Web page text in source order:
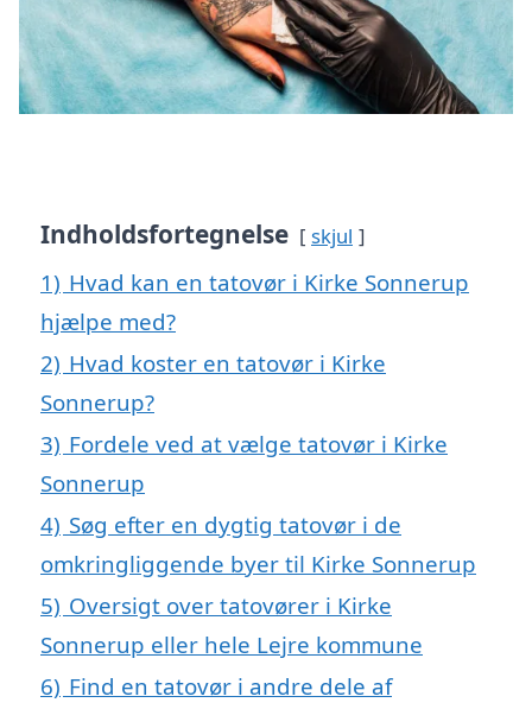
Indholdsfortegnelse skjul
1) Hvad kan en tatovør i Kirke Sonnerup
hjælpe med?
2) Hvad koster en tatovør i Kirke
Sonnerup?
3) Fordele ved at vælge tatovør i Kirke
Sonnerup
4) Søg efter en dygtig tatovør i de
omkringliggende byer til Kirke Sonnerup
5) Oversigt over tatovører i Kirke
Sonnerup eller hele Lejre kommune
6) Find en tatovør i andre dele af